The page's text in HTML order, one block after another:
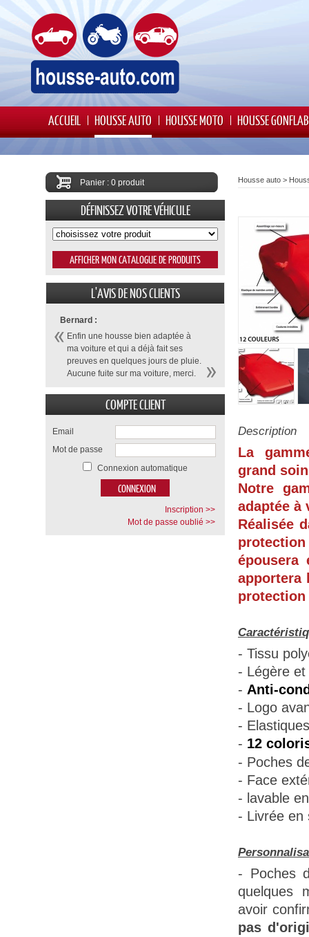
ACCUEIL HOUSSE AUTO HOUSSE MOTO HOUSSE
Housse auto >
Description
La
grand
Notre
adaptée à
Réalisée
épousera
apportera
protection
- Tissu
- Légère
- Anti-
- Logo
-
- 12
- Poches
- Face
- lavable
- Livrée en
- Poches
quelques
avoir
pas
Panier : 0 produit
DÉFINISSEZ VOTRE VÉHICULE
L'AVIS DE NOS CLIENTS
Bernard :
Enfin une housse bien adaptée à
ma voiture et qui a déjà fait ses
preuves en quelques jours de pluie.
Aucune fuite sur ma voiture, merci.
COMPTE CLIENT
Email
Mot de passe
Connexion automatique
Inscription >>
Mot de passe oublié >>